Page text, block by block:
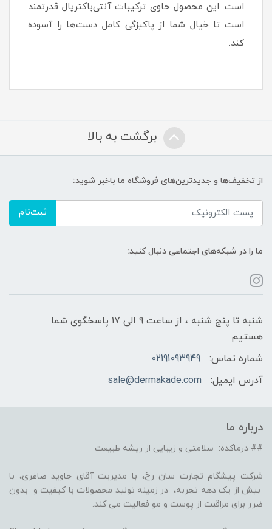
است. این محصول حاوی ترکیبات آنتی‌باکتریال قدرتمند
است تا خیال شما از پاکیزگی کامل دست‌ها را آسوده
کند.
برگشت به بالا
از تخفیف‌ها و جدیدترین‌های فروشگاه ما باخبر شوید:
ثبت‌نام
ما را در شبکه‌های اجتماعی دنبال کنید:
شنبه تا پنج شنبه ، از ساعت 9 الی 17 پاسخگوی شما
هستیم
شماره تماس:
02191093949
آدرس ایمیل:
sale@dermakade.com
درباره ما
## درماکده: سلامتی و زیبایی از ریشه طبیعت
شرکت پیشگام تجارت سان رخ، با مدیریت آقای جاوید صاغری، با
بیش از یک دهه تجربه، در زمینه تولید محصولات با کیفیت و بدون
ضرر برای مراقبت از پوست و مو فعالیت می کند.